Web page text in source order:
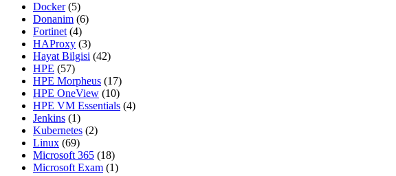
Docker(5)
Donanim (6)
Fortinet (4)
HAProxy (3)
Hayat Bilgisi (42)
HPE (57)
HPE Morpheus (17)
HPE OneView (10)
HPE VM Essentials (4)
Jenkins (1)
Kubernetes (2)
Linux (69)
Microsoft 365 (18)
Microsoft Exam (1)